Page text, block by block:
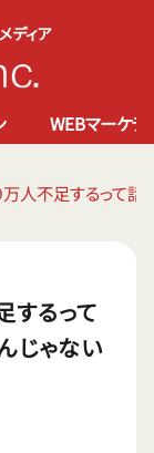
ディア
WEBマーケテ
不足するって話
るって
じゃない